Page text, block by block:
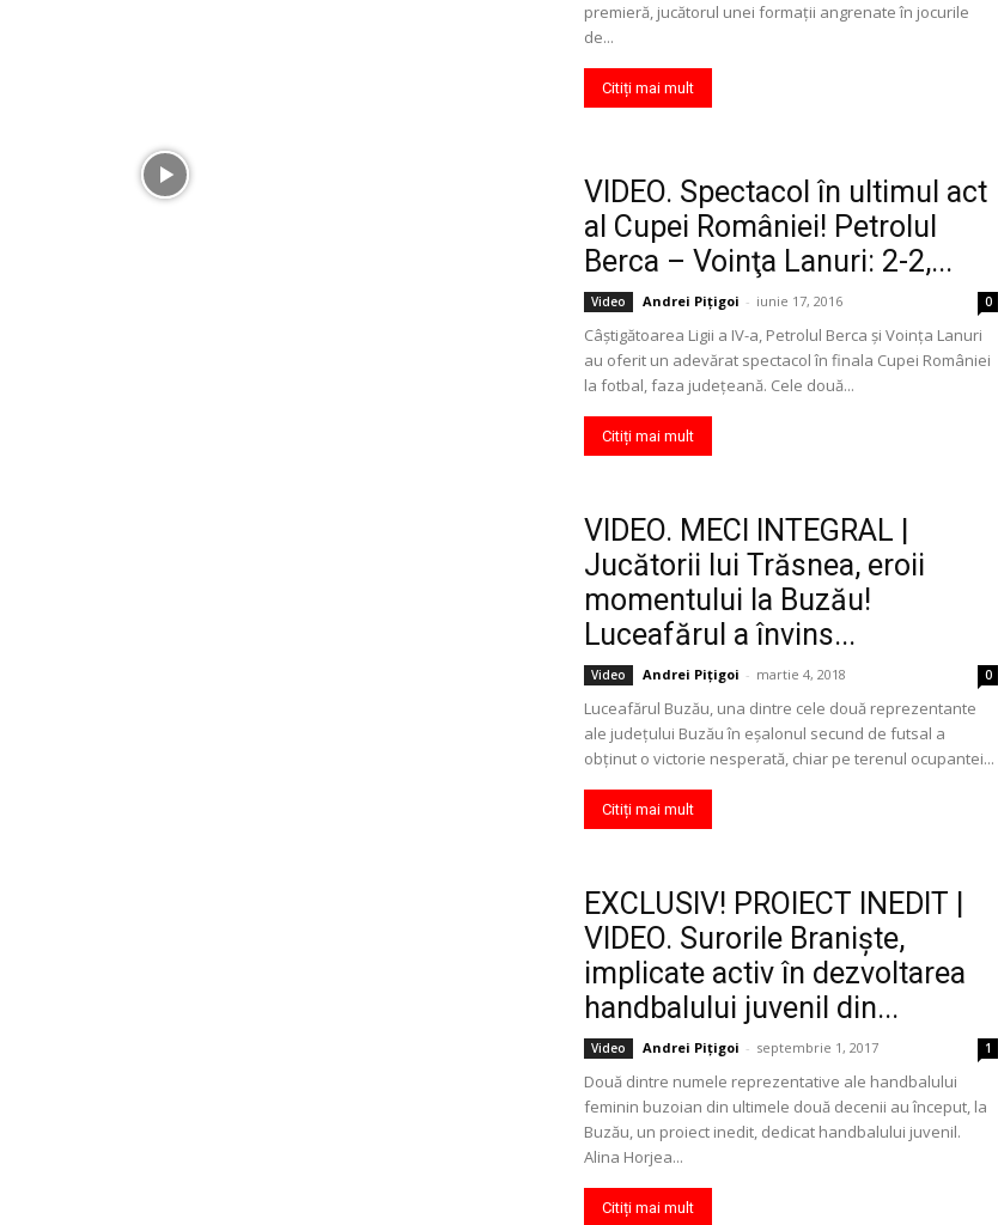
premieră, jucătorul unei formaţii angrenate în jocurile
de...
Citiți mai mult
VIDEO. Spectacol în ultimul act
al Cupei României! Petrolul
Berca – Voinţa Lanuri: 2-2,...
Video Andrei Pițigoi - iunie 17, 2016 0
Câştigătoarea Ligii a IV-a, Petrolul Berca şi Voinţa Lanuri
au oferit un adevărat spectacol în finala Cupei României
la fotbal, faza judeţeană. Cele două...
Citiți mai mult
VIDEO. MECI INTEGRAL |
Jucătorii lui Trăsnea, eroii
momentului la Buzău!
Luceafărul a învins...
Video Andrei Pițigoi - martie 4, 2018 0
Luceafărul Buzău, una dintre cele două reprezentante
ale judeţului Buzău în eşalonul secund de futsal a
obţinut o victorie nesperată, chiar pe terenul ocupantei...
Citiți mai mult
EXCLUSIV! PROIECT INEDIT |
VIDEO. Surorile Branişte,
implicate activ în dezvoltarea
handbalului juvenil din...
Video Andrei Pițigoi - septembrie 1, 2017 1
Două dintre numele reprezentative ale handbalului
feminin buzoian din ultimele două decenii au început, la
Buzău, un proiect inedit, dedicat handbalului juvenil.
Alina Horjea...
Citiți mai mult